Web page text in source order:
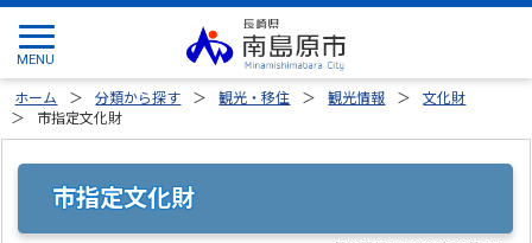
ホーム 分類から探す 観光・移住 観光情報
文化財
市指定文化財
市指定文化財